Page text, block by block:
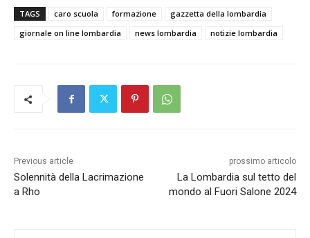
TAGS caro scuola formazione
gazzetta della lombardia
giornale on line lombardia
news lombardia notizie lombardia
Previous article
Solennità della Lacrimazione
a Rho
prossimo articolo
La Lombardia sul tetto del
mondo al Fuori Salone 2024